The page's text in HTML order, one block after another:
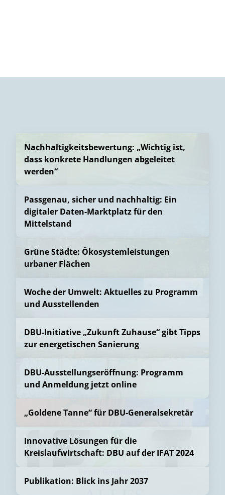
Nachhaltigkeitsbewertung: „Wichtig ist,
dass konkrete Handlungen abgeleitet
werden“
Passgenau, sicher und nachhaltig: Ein
digitaler Daten-Marktplatz für den
Mittelstand
Grüne Städte: Ökosystemleistungen
urbaner Flächen
Woche der Umwelt: Aktuelles zu Programm
und Ausstellenden
DBU-Initiative „Zukunft Zuhause“ gibt Tipps
zur energetischen Sanierung
DBU-Ausstellungseröffnung: Programm
und Anmeldung jetzt online
„Goldene Tanne“ für DBU-Generalsekretär
Innovative Lösungen für die
Kreislaufwirtschaft: DBU auf der IFAT 2024
Publikation: Blick ins Jahr 2037